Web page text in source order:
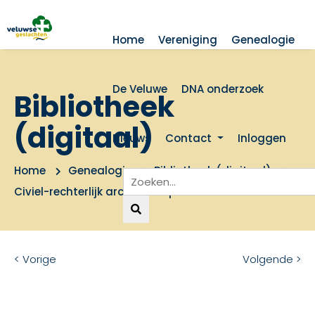
Home Vereniging Genealogie
De Veluwe DNA onderzoek
Nieuws Contact Inloggen
Bibliotheek
(digitaal)
Home Genealogie
Bibliotheek (digitaal)
Civiel-rechterlijk archief: dorp Barneveld 1675-1811
< Vorige Volgende >